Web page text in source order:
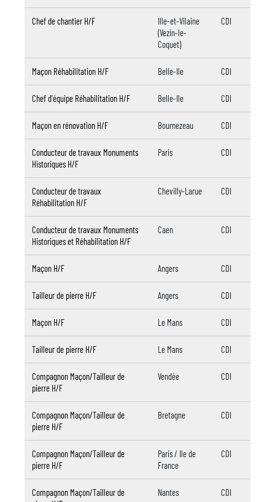
Chef de chantier H/F
Ille-et-Vilaine
(Vezin-le-
Coquet)
CDI
Maçon Réhabilitation H/F Belle-Ile CDI
Chef d'équipe Réhabilitation H/F Belle-Ile CDI
Maçon en rénovation H/F Bournezeau CDI
Conducteur de travaux Monuments
Historiques H/F
Paris CDI
Conducteur de travaux
Réhabilitation H/F
Chevilly-Larue CDI
Conducteur de travaux Monuments
Historiques et Réhabilitation H/F
Caen CDI
Maçon H/F Angers CDI
Tailleur de pierre H/F Angers CDI
Maçon H/F Le Mans CDI
Tailleur de pierre H/F Le Mans CDI
Compagnon Maçon/Tailleur de
pierre H/F
Vendée CDI
Compagnon Maçon/Tailleur de
pierre H/F
Bretagne CDI
Compagnon Maçon/Tailleur de
pierre H/F
Paris / Ile de
France
CDI
Compagnon Maçon/Tailleur de
Nantes CDI